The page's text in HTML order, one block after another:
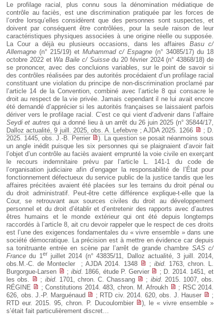
Le profilage racial, plus connu sous la dénomination médiatique de
contrôle au faciès, est une discrimination pratiquée par les forces de
l’ordre lorsqu’elles considèrent que des personnes sont suspectes, et
doivent par conséquent être contrôlées, pour la seule raison de leur
caractéristiques physiques associées à une origine réelle ou supposée.
La Cour a déjà eu plusieurs occasions, dans les affaires Basu c/
Allemagne (n° 215/19) et Muhammad c/ Espagne (n° 34085/17) du 18
octobre 2022 et Wa Baile c/ Suissedu 20 février 2024 (n° 43868/18) de
se prononcer, avec des concluions variables, sur le point de savoir si
des contrôles réalisées par des autorités procédaient d’un profilage racial
constituant une violation du principe de non-discrimination proclamé par
l’article 14 de la Convention, combiné avec l’article 8 qui consacre le
droit au respect de la vie privée. Jamais cependant il ne lui avait encore
été demandé d’apprécier si les autorités françaises se laissaient parfois
dériver vers le profilage racial. C’est ce qui vient d’advenir dans l’affaire
Seydi et autres qui a donné lieu à un arrêt du 26 juin 2025 (n° 35844/17,
Dalloz actualité, 9 juill. 2025, obs. A. Lefebvre ; AJDA 2025. 1266
; D.
2025. 1445, obs. J.-B. Perrier
). La question se posait néanmoins sous
un angle inédit puisque les six personnes qui se plaignaient d’avoir fait
l’objet d’un contrôle au faciès avaient emprunté la voie civile en exerçant
le recours indemnitaire prévu par l’article L. 141-1 du code de
l’organisation judiciaire afin d’engager la responsabilité de l’État pour
fonctionnement défectueux du service public de la justice tandis que les
affaires précitées avaient été placées sur les terrains du droit pénal ou
du droit administratif. Peut-être cette différence explique-t-elle que la
Cour, se retrouvant aux sources civiles du droit au développement
personnel et du droit d’établir et d’entretenir des rapports avec d’autres
êtres humains et le monde extérieur qui ont été depuis longtemps
raccordés à l’article 8, ait cru devoir rappeler que le respect de ces droits
est l’une des exigences fondamentales du « vivre ensemble » dans une
société démocratique. La précision est à mettre en évidence car depuis
sa tonitruante entrée en scène par l’arrêt de grande chambre SAS c/
France du 1erjuillet 2014 (n° 43835/11, Dalloz actualité, 3 juill. 2014,
obs.M.-C. de Montecler ; AJDA 2014. 1348
; ibid. 1763, chron. L.
Burgorgue-Larsen
; ibid. 1866, étude P. Gervier
; D. 2014. 1451, et
les obs.
; ibid. 1701, chron. C. Chassang ; ibid. 2015. 1007, obs.
RÉGINE
; Constitutions 2014. 483, chron. M. Afroukh
; RSC 2014.
626, obs. J.-P. Marguénaud
; RTD civ. 2014. 620, obs. J. Hauser
;
RTD eur. 2015. 95, chron. P. Ducoulombier
), le « vivre ensemble »
s’était fait particulièrement discret…